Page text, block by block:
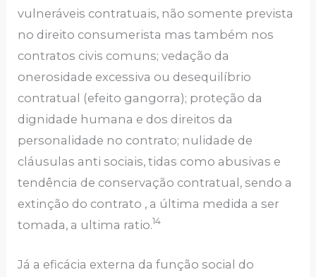
vulneráveis contratuais, não somente prevista
no direito consumerista mas também nos
contratos civis comuns; vedação da
onerosidade excessiva ou desequilíbrio
contratual (efeito gangorra); proteção da
dignidade humana e dos direitos da
personalidade no contrato; nulidade de
cláusulas anti sociais, tidas como abusivas e
tendência de conservação contratual, sendo a
extinção do contrato , a última medida a ser
tomada, a ultima ratio.14
Já a eficácia externa da função social do